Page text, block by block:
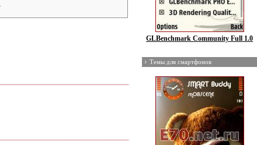
GLBenchmark Community Full 1.0
Темы для смартфонов